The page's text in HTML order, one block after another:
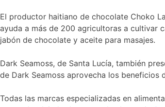
El productor haitiano de chocolate Choko
ayuda a más de 200 agricultoras a cultivar
jabón de chocolate y aceite para masajes.
Dark Seamoss, de Santa Lucía, también
de Dark Seamoss aprovecha los
Todas las marcas especializadas en